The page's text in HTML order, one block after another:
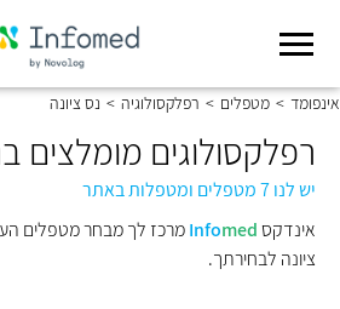
אינפומד > מטפלים > רפלקסולוגיה > נס ציונה
רפלקסולוגים מומלצים
יש לנו 7 מטפלים ומטפלות באתר
אינדקס
Infomed
מרכז לך מבחר מטפלים
ציונה לבחירתך.